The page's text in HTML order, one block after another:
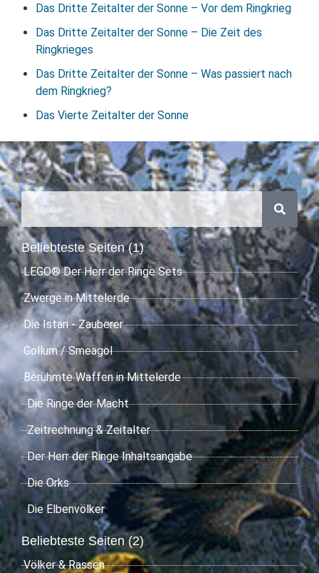
Das Dritte Zeitalter der Sonne – Vor dem Ringkrieg
Das Dritte Zeitalter der Sonne – Die Zeit des
Ringkrieges
Das Dritte Zeitalter der Sonne – Was passiert nach
dem Ringkrieg?
Das Vierte Zeitalter der Sonne
Beliebteste Seiten (1)
LEGO® Der Herr der Ringe Sets
Zwerge in Mittelerde
Die Istari - Zauberer
Gollum / Smeagol
Berühmte Waffen in Mittelerde
Die Ringe der Macht
Zeitrechnung & Zeitalter
Der Herr der Ringe Inhaltsangabe
Die Orks
Die Elbenvölker
Beliebteste Seiten (2)
Völker & Rassen